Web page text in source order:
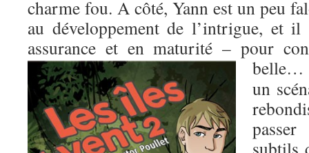
charme fou. A côté, Yann est un peu
au développement de l’intrigue, et il
assurance et en maturité – pour
un
subtils